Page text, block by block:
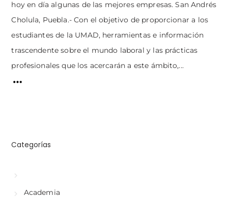
hoy en día algunas de las mejores empresas. San Andrés
Cholula, Puebla.- Con el objetivo de proporcionar a los
estudiantes de la UMAD, herramientas e información
trascendente sobre el mundo laboral y las prácticas
profesionales que los acercarán a este ámbito,...
Categorías
Academia